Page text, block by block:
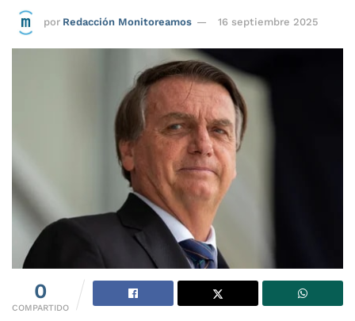
por Redacción Monitoreamos 16 septiembre 2025
0
COMPARTIDO